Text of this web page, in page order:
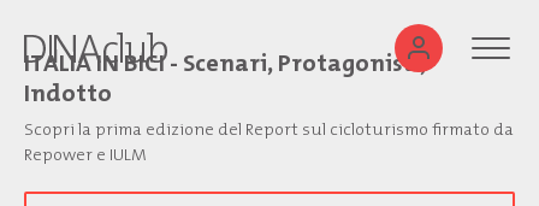
ITALIA IN BICI - Scenari, Protagonisti,
Indotto
Scopri la prima edizione del Report sul cicloturismo firmato da
Repower e IULM